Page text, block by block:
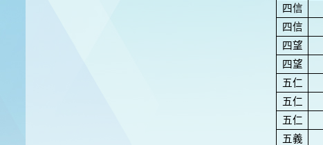
四信
四信
四望
四望
五仁
五仁
五仁
五義